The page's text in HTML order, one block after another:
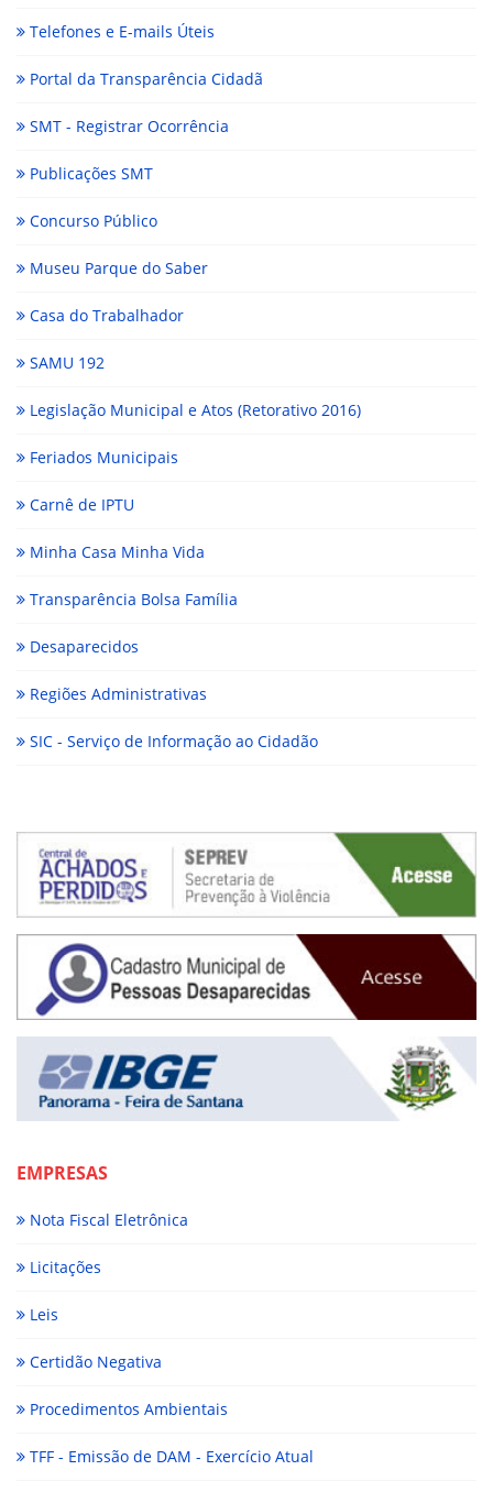
Telefones e E-mails Úteis
Portal da Transparência Cidadã
SMT - Registrar Ocorrência
Publicações SMT
Concurso Público
Museu Parque do Saber
Casa do Trabalhador
SAMU 192
Legislação Municipal e Atos (Retorativo 2016)
Feriados Municipais
Carnê de IPTU
Minha Casa Minha Vida
Transparência Bolsa Família
Desaparecidos
Regiões Administrativas
SIC - Serviço de Informação ao Cidadão
EMPRESAS
Nota Fiscal Eletrônica
Licitações
Leis
Certidão Negativa
Procedimentos Ambientais
TFF - Emissão de DAM - Exercício Atual